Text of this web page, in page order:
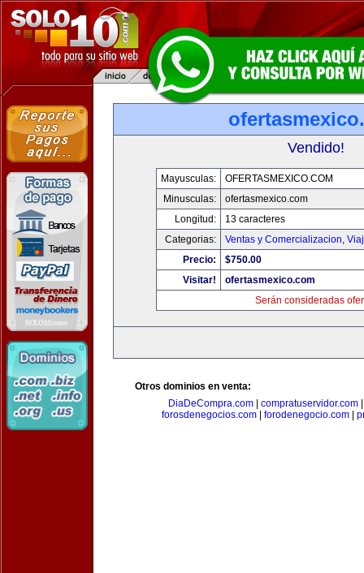
Vendido!
Mayusculas:
OFERTASMEXICO.COM
Minusculas:
ofertasmexico.com
Longitud:
13 caracteres
Categorias:
Ventas y Comercializacion,
Precio:
$750.00
Visitar!
ofertasmexico.com
Serán consideradas
Otros dominios en venta:
DiaDeCompra.com
compratuservidor.com
forosdenegocios.com
forodenegocio.com